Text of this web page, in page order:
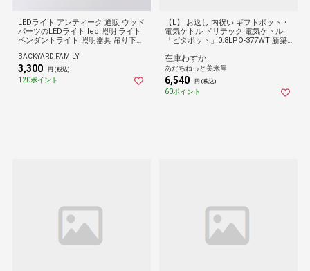
LEDライト アンティーク 通販 ウッド
パーツのLEDライト led 照明 ライト
ペンダントライト 照明器具 吊り下げ
キッチン リビング 寝室 玄関 北欧 電
池式 ナチュラル おしゃれ
BACKYARD FAMILY
3,300 円 (税込)
120ポイント
【L】 お返し 内祝い ギフトポット・
電気ケトル ドリテック 電気ケトル
「ピタポット」0.8LPO-377WT 新築
在庫わずか
あだちねっと美米屋
6,540 円 (税込)
60ポイント